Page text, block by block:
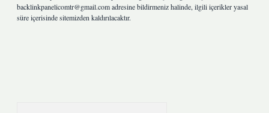
backlinkpanelicomtr@gmail.comadresine bildirmeniz halinde, ilgili içerikler yasal
süre içerisinde sitemizden kaldırılacaktır.